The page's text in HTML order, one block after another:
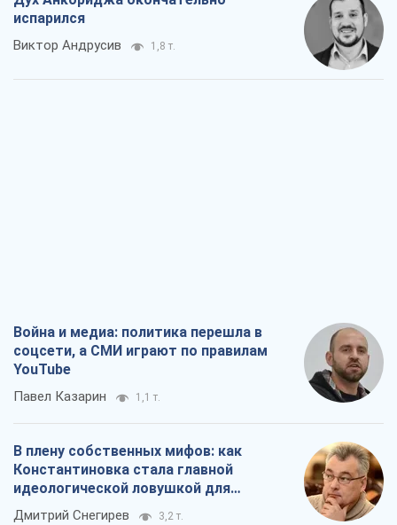
испарился
Виктор Андрусив 1,8 т.
Война и медиа: политика перешла в
соцсети, а СМИ играют по правилам
YouTube
Павел Казарин 1,1 т.
В плену собственных мифов: как
Константиновка стала главной
идеологической ловушкой для
российских оккупантов
Дмитрий Снегирев 3,2 т.